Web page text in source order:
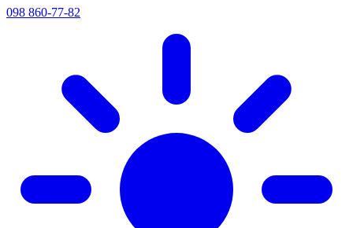
098 860-77-82